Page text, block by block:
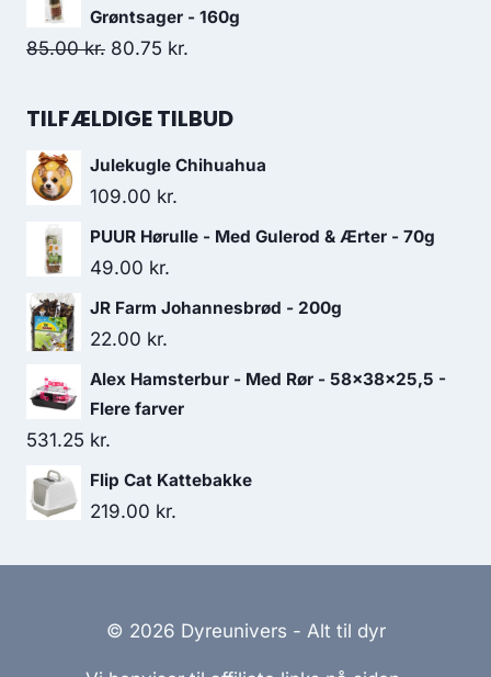
pris
var:
Grøntsager - 160g
85.00kr. Den
pris
85.00 kr..
80.75 kr.
pris
80.75 kr..
TILFÆLDIGE TILBUD
Julekugle Chihuahua
109.00 kr.
PUUR Hørulle - Med Gulerod & Ærter - 70g
49.00 kr.
JR Farm Johannesbrød - 200g
22.00 kr.
Alex Hamsterbur - Med Rør - 58x38x25,5 -
Flere farver
531.25 kr.
Flip Cat Kattebakke
219.00 kr.
© 2026 Dyreunivers - Alt til dyr